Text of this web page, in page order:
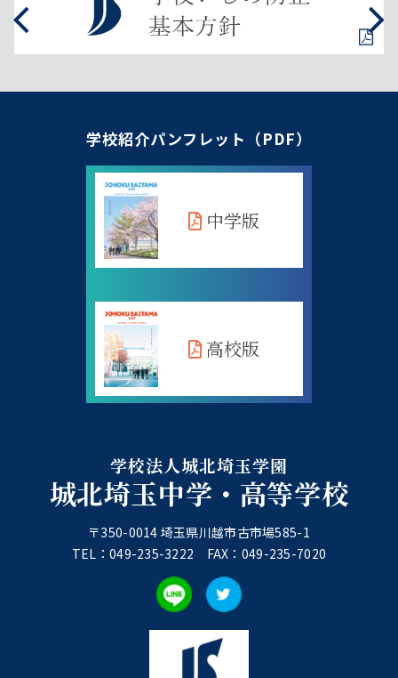
学校法人城北埼玉学園
城北埼玉中学・高等学校
〒350-0014 埼玉県川越市古市場585-1
TEL：049-235-3222 FAX：049-235-7020
学校紹介パンフレット（PDF）
中学版
高校版